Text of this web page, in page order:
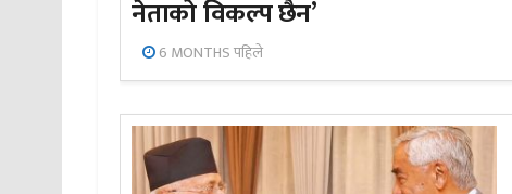
नेताको विकल्प छैन’
6 MONTHS पहिले